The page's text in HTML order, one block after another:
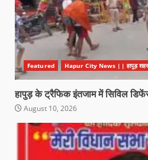
Featured Hapur City News || हापुड़
हापुड़ के ट्रैफिक इंतजाम में सिविल
August 10, 2026